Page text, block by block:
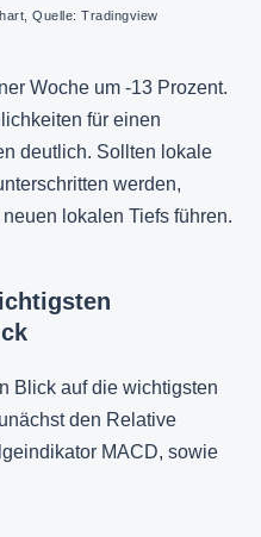
Quelle: Tradingview
Woche um -13 Prozent.
für einen
deutlich. Sollten lokale
werden,
lokalen Tiefs führen.
Blick auf die wichtigsten
den Relative
MACD, sowie